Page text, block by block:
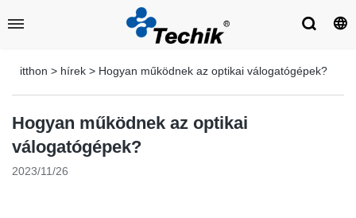
itthon > hírek > Hogyan működnek az optikai válogatógépek?
Hogyan működnek az optikai
válogatógépek?
2023/11/26